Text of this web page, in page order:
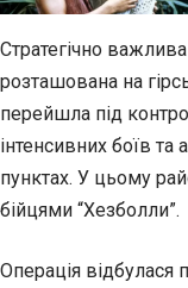
Стратегічно
розташована на
перейшла під
інтенсивних боїв та
пунктах. У цьому
бійцями “Хезболли”.
Операція